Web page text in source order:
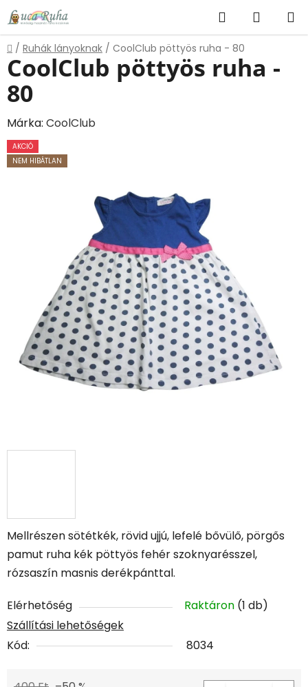
Ugrás
fő
tartalomhoz
KeresésKOSÁR
Kezdőlap
/ Ruhák lányoknak / CoolClub pöttyös ruha - 80
Mellrészen sötétkék, rövid ujjú, lefelé bővülő, pörgős
pamut ruha kék pöttyös fehér szoknyarésszel,
rózsaszín masnis derékpánttal.
Elérhetőség Raktáron (1 db)
Szállítási lehetőségek
Kód:
8034
CoolClub pöttyös ruha -
80
Márka: CoolClub
AKCIÓ
NEM HIBÁTLAN